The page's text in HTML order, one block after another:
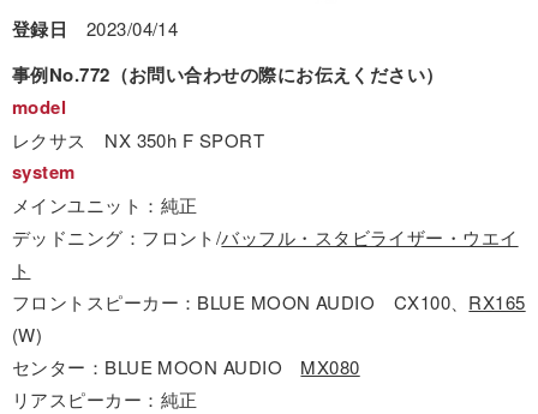
登録日 2023/04/14
事例No.772（お問い合わせの際にお伝えください）
model
レクサス NX 350h F SPORT
system
メインユニット：純正
デッドニング：フロント/バッフル・スタビライザー・ウエイ
ト
フロントスピーカー：BLUE MOON AUDIO CX100、 RX165
(W)
センター：BLUE MOON AUDIO MX080
リアスピーカー：純正